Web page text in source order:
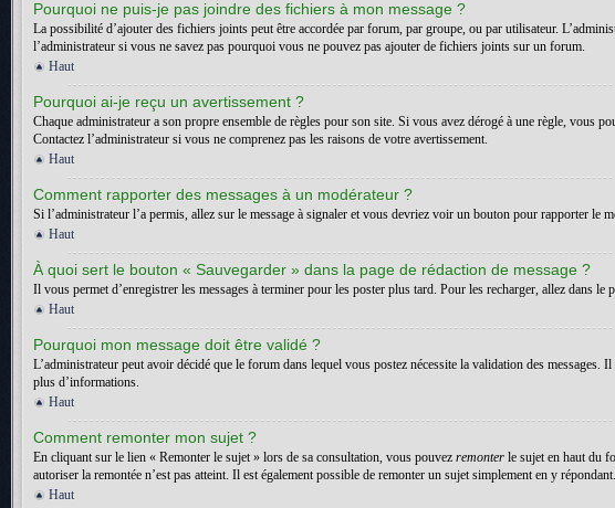
Pourquoi ne puis-je pas joindre des fichiers à mon message ?
La possibilité d’ajouter des fichiers joints peut être accordée par forum, par groupe, ou par utilisateur.
l’administrateur si vous ne savez pas pourquoi vous ne pouvez pas ajouter de fichiers joints sur un forum.
Haut
Pourquoi ai-je reçu un avertissement ?
Chaque administrateur a son propre ensemble de règles pour son site. Si vous avez dérogé à une règle, vous
Contactez l’administrateur si vous ne comprenez pas les raisons de votre avertissement.
Haut
Comment rapporter des messages à un modérateur ?
Si l’administrateur l’a permis, allez sur le message à signaler et vous devriez voir un bouton pour rapporter le
Haut
À quoi sert le bouton « Sauvegarder » dans la page de rédaction de message ?
Il vous permet d’enregistrer les messages à terminer pour les poster plus tard. Pour les recharger, allez dans le
Haut
Pourquoi mon message doit être validé ?
L’administrateur peut avoir décidé que le forum dans lequel vous postez nécessite la validation des
plus d’informations.
Haut
Comment remonter mon sujet ?
En cliquant sur le lien « Remonter le sujet » lors de sa consultation, vous pouvez remonter le sujet en haut du
autoriser la remontée n’est pas atteint. Il est également possible de remonter un sujet simplement en y
Haut